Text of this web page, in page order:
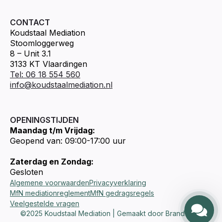
CONTACT
Koudstaal Mediation
Stoomloggerweg
8 – Unit 3.1
3133 KT Vlaardingen
Tel: 06 18 554 560
info@koudstaalmediation.nl
OPENINGSTIJDEN
Maandag t/m Vrijdag:
Geopend van: 09:00-17:00 uur
Zaterdag en Zondag:
Gesloten
Algemene voorwaardenPrivacyverklaring
MfN mediationreglementMfN gedragsregels
Veelgestelde vragen
©2025 Koudstaal Mediation | Gemaakt door Brandways